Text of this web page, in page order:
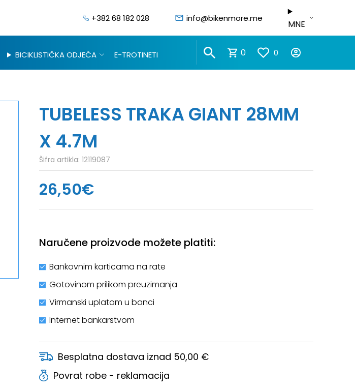
+382 68 182 028 info@bikenmore.me
MNE
BICIKLISTIČKA ODJEĆA E-TROTINETI 0 0
TUBELESS TRAKA GIANT 28MM
X 4.7M
Šifra artikla:12119087
26,50€
Naručene proizvode možete platiti:
Bankovnim karticama na rate
Gotovinom prilikom preuzimanja
Virmanski uplatom u banci
Internet bankarstvom
Besplatna dostava iznad 50,00 €
Povrat robe - reklamacija